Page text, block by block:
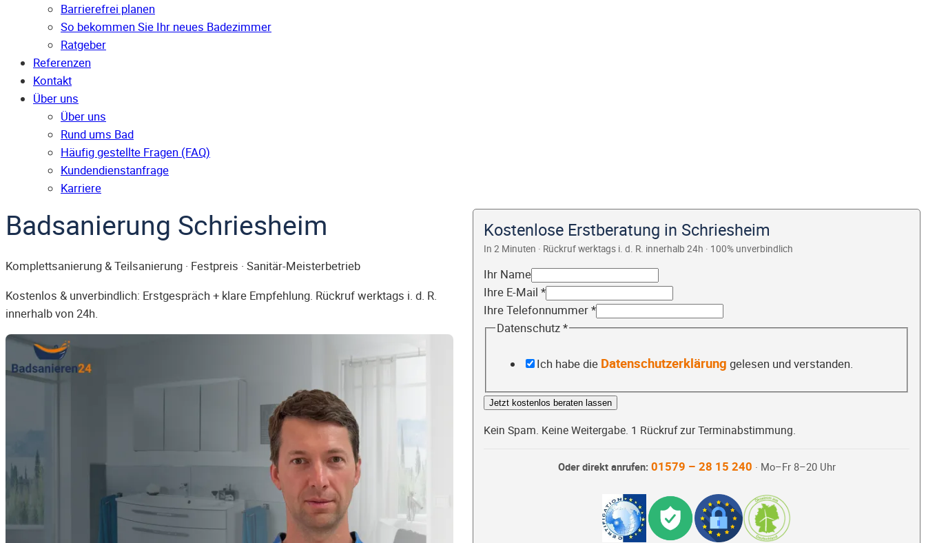
Barrierefrei planen
So bekommen Sie Ihr neues Badezimmer
Ratgeber
Referenzen
Kontakt
Über uns
Über uns
Rund ums Bad
Häufig gestellte Fragen (FAQ)
Kunden­dienst­anfrage
Karriere
Badsanierung Schriesheim
Komplettsanierung & Teilsanierung · Festpreis · Sanitär-Meisterbetrieb
Kostenlos & unverbindlich: Erstgespräch + klare Empfehlung. Rückruf werktags i. d. R.
innerhalb von 24h.
Kostenlose Erstberatung in Schriesheim
In 2 Minuten · Rückruf werktags i. d. R. innerhalb 24h · 100% unverbindlich
Ihr Name
Ihre E-Mail *
Ihre Telefonnummer*
Datenschutz*
Ich habe die Datenschutzerklärung gelesen und verstanden.
Jetzt kostenlos beraten lassen
Kein Spam. Keine Weitergabe. 1 Rückruf zur Terminabstimmung.
Oder direkt anrufen: 01579 – 28 15 240 · Mo–Fr 8–20 Uhr